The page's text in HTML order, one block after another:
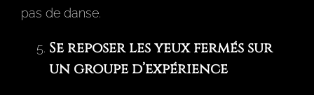
pas de danse.
Se reposer les yeux fermés sur
un groupe d’expérience